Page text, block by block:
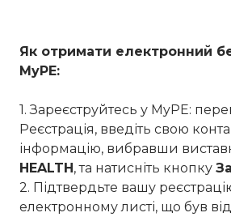
Як отримати електронний
MyPE:
1. Зареєструйтесь у MyPE:
Реєстрація, введіть свою
інформацію, вибравши
HEALTH, та натисніть кнопку
2. Підтвердьте вашу
електронному листі, що був